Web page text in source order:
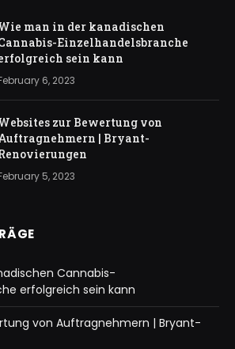
man in der kanadischen
Einzelhandelsbranche
sein kann
6, 2023
zur Bewertung von
| Bryant-
5, 2023
Cannabis-
erfolgreich sein kann
von Auftragnehmern | Bryant-